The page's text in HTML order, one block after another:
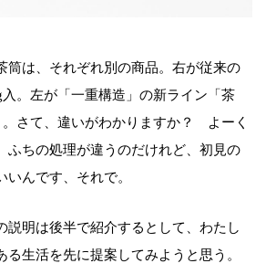
筒は、それぞれ別の商品。右が従来の
入。左が「一重構造」の新ライン「茶
さて、違いがわかりますか？ よーく
ふちの処理が違うのだけれど、初見の
いんです、それで。
説明は後半で紹介するとして、わたし
る生活を先に提案してみようと思う。